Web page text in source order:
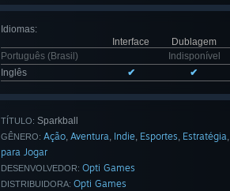
Idiomas:
Interface
Dublagem
Português (Brasil)
Indisponível
Inglês
✔ ✔
TÍTULO: Sparkball
GÊNERO: Ação, Aventura, Indie, Esportes, Estratégia,
para Jogar
DESENVOLVEDOR: Opti Games
DISTRIBUIDORA: Opti Games